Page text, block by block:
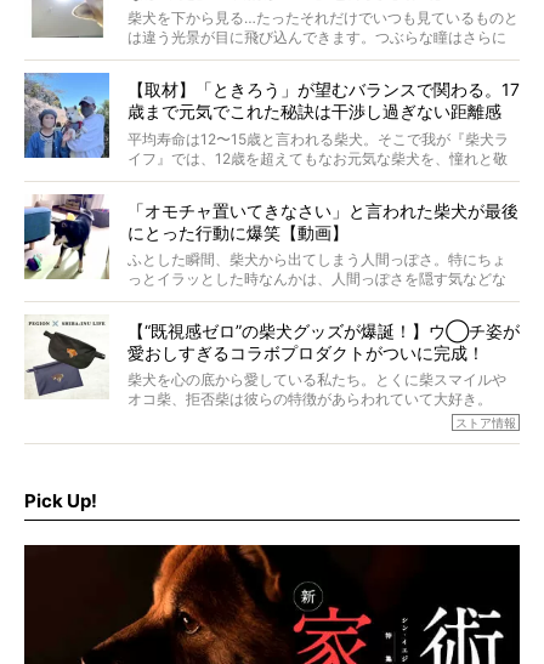
柴犬を下から見る…たったそれだけでいつも見ているものと
は違う光景が目に飛び込んできます。つぶらな瞳はさらに
つぶらに見え、モフモフのお顔はさらにモフモフに見えま
【取材】「ときろう」が望むバランスで関わる。17
歳まで元気でこれた秘訣は干渉し過ぎない距離感
#38ときろう
平均寿命は12〜15歳と言われる柴犬。そこで我が『柴犬ラ
イフ』では、12歳を超えてもなお元気な柴犬を、憧れと敬
意を込めて“レジェンド柴”と呼んでいます。 この特集で
ォーカスし、その元気の秘訣や、老犬と暮らすうえで大切
だと思うことを、オーナーさんに語っていただきます。今
回登場してくれたのは、17歳のときろうくん。小さい頃か
ら食が細かったため、何でも食べさせてきたということで
「オモチャ置いてきなさい」と言われた柴犬が最後
にとった行動に爆笑【動画】
ふとした瞬間、柴犬から出てしまう人間っぽさ。特にちょ
っとイラッとした時なんかは、人間っぽさを隠す気などな
いように見えます。もしかして本当の本当は、中身は人間
【“既視感ゼロ”の柴犬グッズが爆誕！】ウ◯チ姿が
愛おしすぎるコラボプロダクトがついに完成！
柴犬を心の底から愛している私たち。とくに柴スマイルや
オコ柴、拒否柴は彼らの特徴があらわれていて大好き。
でもちょっと待て…もうひとつ、忘れてはならない愛おしい
ストア情報
Pick Up!